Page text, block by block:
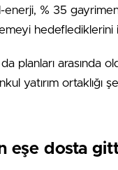
enerji, % 35
planları
yatırım ortaklığı
eşe dosta